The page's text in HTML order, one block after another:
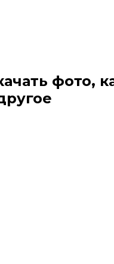
фото,